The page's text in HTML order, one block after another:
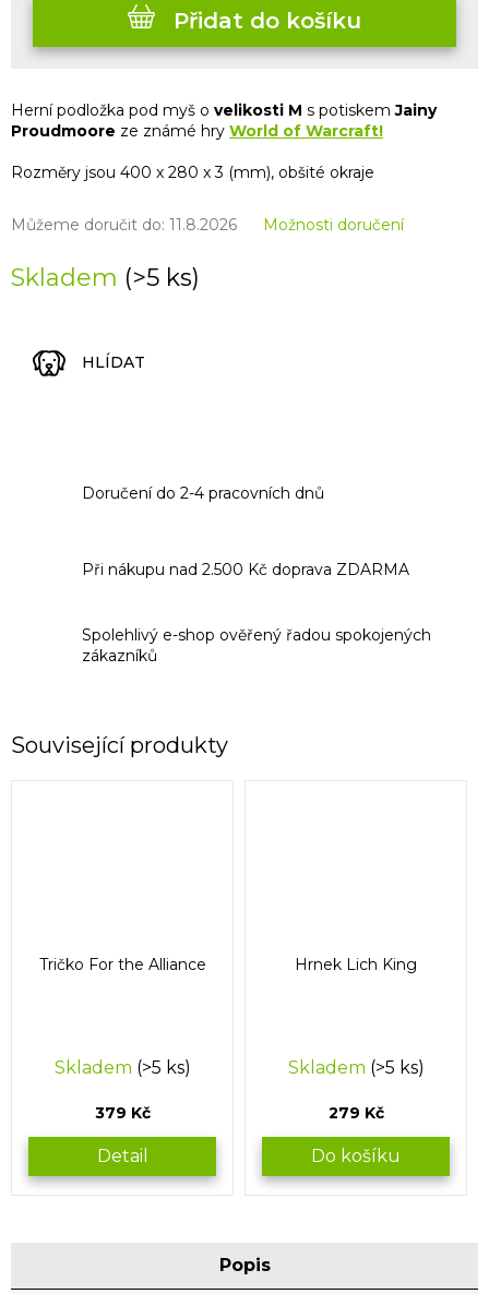
Skladem (>5 ks)
Můžeme doručit do: 11.8.2026 Možnosti doručení
Přidat do košíku
Herní podložka pod myš o velikosti M s potiskemJainy
Proudmoore ze známé hry World of Warcraft!
Rozměry jsou 400 x 280 x 3 (mm), obšité okraje
HLÍDAT
Doručení do 2-4 pracovních dnů
Při nákupu nad 2.500 Kč doprava ZDARMA
Spolehlivý e-shop ověřený řadou spokojených
zákazníků
Související produkty
Tričko For the Alliance
Skladem (>5 ks)
379 Kč
Detail
Hrnek Lich King
Skladem (>5 ks)
279 Kč
Do košíku
Popis